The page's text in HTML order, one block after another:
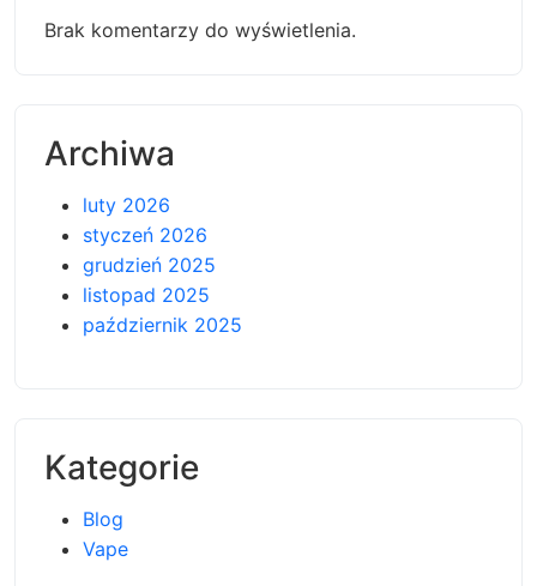
Brak komentarzy do wyświetlenia.
Archiwa
luty 2026
styczeń 2026
grudzień 2025
listopad 2025
październik 2025
Kategorie
Blog
Vape